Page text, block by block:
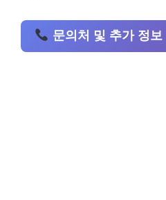
문의처 및 추가 정보